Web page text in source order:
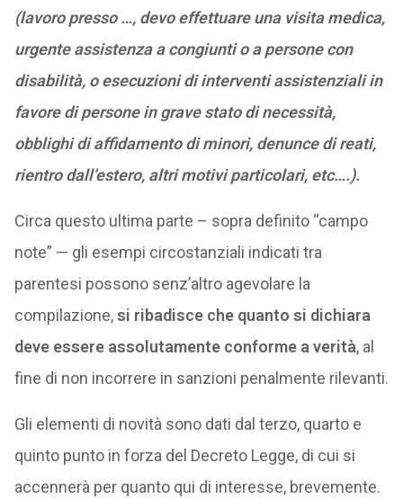
(lavoro presso …, devo effettuare una visita medica,
urgente assistenza a congiunti o a persone con
disabilità, o esecuzioni di interventi assistenziali in
favore di persone in grave stato di necessità,
obblighi di affidamento di minori, denunce di reati,
rientro dall’estero, altri motivi particolari, etc….).
Circa questo ultima parte – sopra definito “campo
note” — gli esempi circostanziali indicati tra
parentesi possono senz’altro agevolare la
compilazione,si ribadisce che quanto si dichiara
deve essere assolutamente conforme a verità, al
fine di non incorrere in sanzioni penalmente rilevanti.
Gli elementi di novità sono dati dal terzo, quarto e
quinto punto in forza del Decreto Legge, di cui si
accennerà per quanto qui di interesse, brevemente.